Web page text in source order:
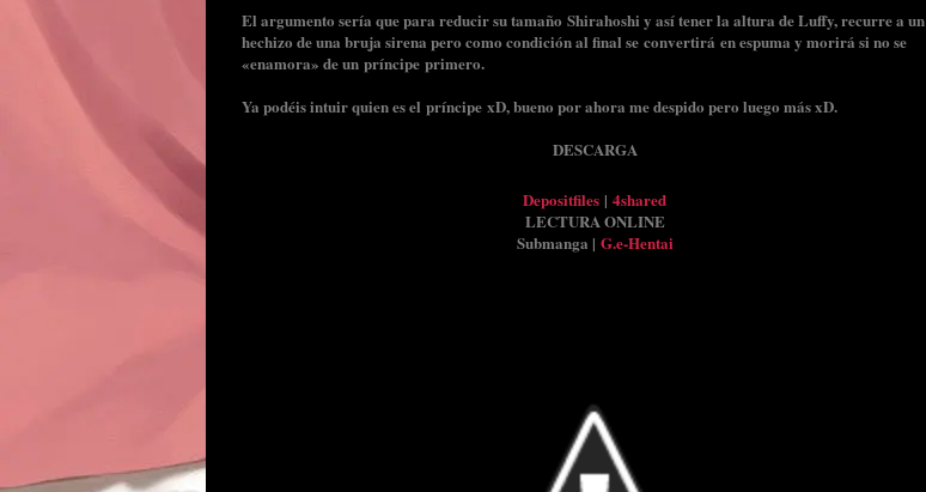
El argumento sería que para reducir su tamaño Shirahoshi y así tener la altura de Luffy, recurre a un
hechizo de una bruja sirena pero como condición al final se convertirá en espuma y morirá si no se
«enamora» de un príncipe primero.
Ya podéis intuir quien es el príncipe xD, bueno por ahora me despido pero luego más xD.
DESCARGA
Depositfiles | 4shared
LECTURA ONLINE
Submanga | G.e-Hentai